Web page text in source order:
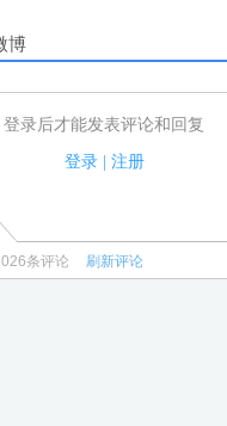
博
登录后才能发表评论和回复
登录| 注册
以发表评论了！
条评论 刷新评论